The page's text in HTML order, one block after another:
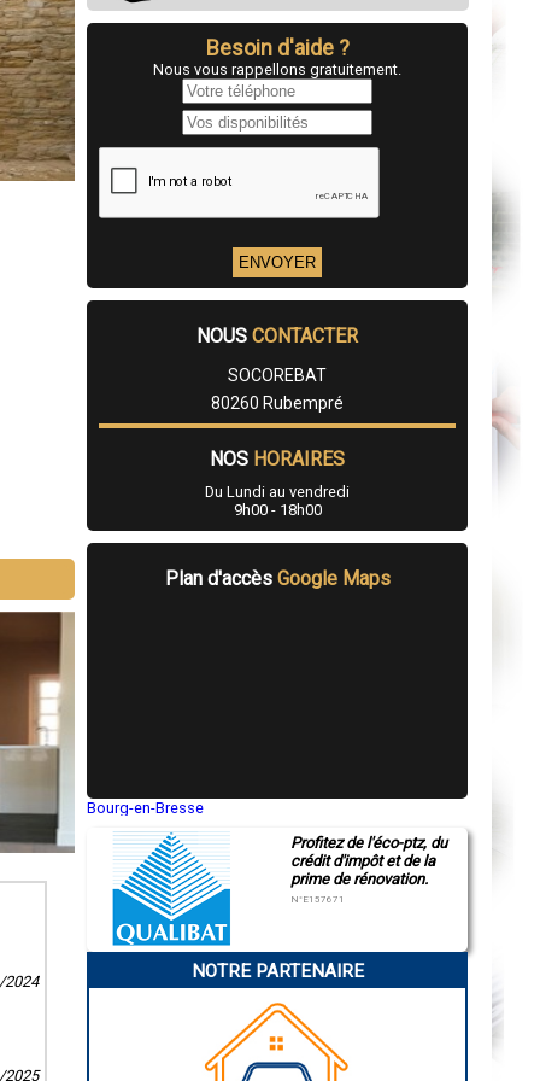
2024
2025
Besoin d'aide ?
Nous vous rappellons gratuitement.
NOUS CONTACTER
SOCOREBAT
80260 Rubempré
NOS HORAIRES
Du Lundi au vendredi
9h00 - 18h00
Plan d'accès Google Maps
Bourg-en-Bresse
Montluçon
Manosque
Gap
Charleville-Mézières
Pamiers
Narbonne
Profitez de l'éco-ptz, du
crédit d'impôt et de la
prime de rénovation.
N°E157671
NOTRE PARTENAIRE